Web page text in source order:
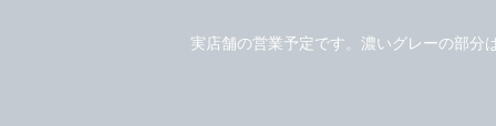
実店舗の営業予定です。濃いグレーの部分